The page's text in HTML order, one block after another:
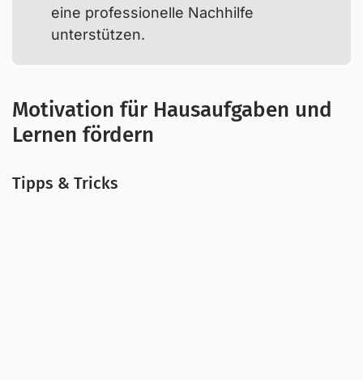
eine professionelle Nachhilfe
unterstützen.
Motivation für Hausaufgaben und
Lernen fördern
Tipps & Tricks